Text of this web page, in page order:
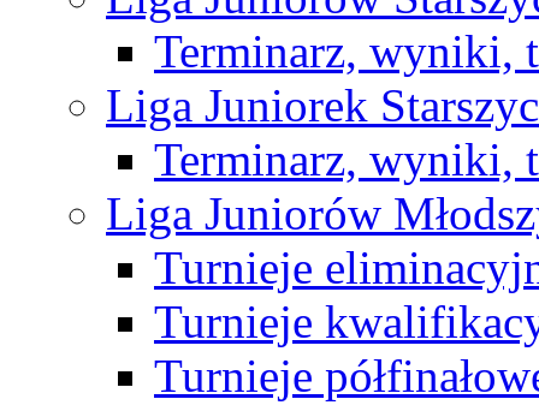
Terminarz, wyniki,
Liga Juniorek
Terminarz, wyniki,
Liga Juniorów
Turnieje
Turnieje
Turnieje